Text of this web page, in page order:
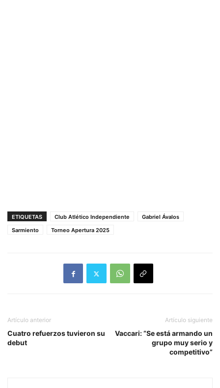
ETIQUETAS Club Atlético Independiente
Gabriel Ávalos
Sarmiento
Torneo Apertura 2025
Artículo anterior
Cuatro refuerzos tuvieron su
debut
Artículo siguiente
Vaccari: “Se está armando un
grupo muy serio y
competitivo”